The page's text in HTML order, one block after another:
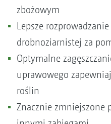
zbożowym
Lepsze
drobnoziarnistej za
Optymalne
uprawowego
roślin
Znacznie zmniejszone